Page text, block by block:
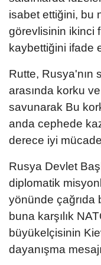
isabet ettiğini, bu
görevlisinin ikinci
kaybettiğini ifade
Rutte, Rusya'nın
arasında korku ve
savunarak Bu
anda cephede
derece iyi
Rusya Devlet
diplomatik
yönünde çağrıda
buna karşılık
büyükelçisinin
dayanışma